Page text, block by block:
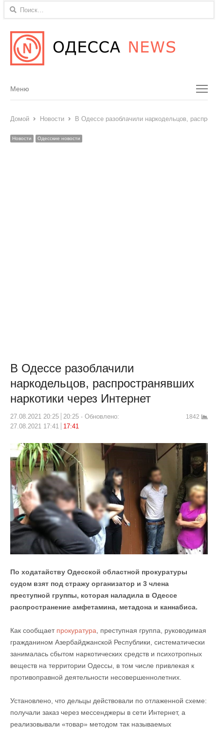
Найти:
Menu
Меню
Домой Новости В Одессе разоблачили наркодельцов,
Новости Одесские новости
В Одессе разоблачили
наркодельцов, распространявших
наркотики через Интернет
27.08.2021 20:25 20:25
Обновлено:
27.08.2021 17:41
17:41
1842
По ходатайству Одесской областной прокуратуры
судом взят под стражу организатор и 3 члена
преступной группы, которая наладила в Одессе
распространение амфетамина, метадона и каннабиса.
Как сообщает прокуратура, преступная группа, руководимая
гражданином Азербайджанской Республики, систематически
занималась сбытом наркотических средств и психотропных
веществ на территории Одессы, в том числе привлекая к
противоправной деятельности несовершеннолетних.
Установлено, что дельцы действовали по отлаженной схеме:
получали заказ через мессенджеры в сети Интернет, а
реализовывали «товар» методом так называемых